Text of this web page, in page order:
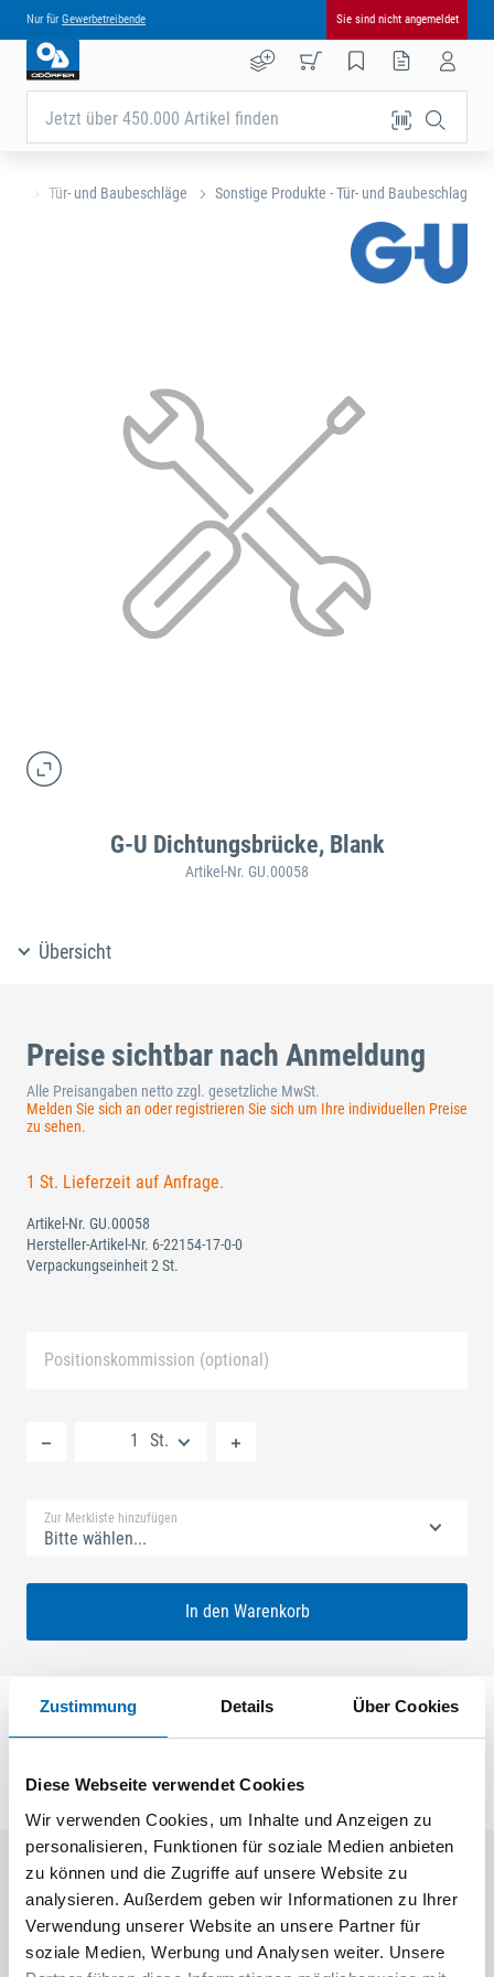
Zustimmung Details Über Cookies
Diese Webseite verwendet Cookies
Wir verwenden Cookies, um Inhalte und Anzeigen zu
personalisieren, Funktionen für soziale Medien anbieten
zu können und die Zugriffe auf unsere Website zu
analysieren. Außerdem geben wir Informationen zu Ihrer
Verwendung unserer Website an unsere Partner für
soziale Medien, Werbung und Analysen weiter. Unsere
Nur für Gewerbetreibende Sie sind nicht angemeldet
Jetzt über 450.000 Artikel finden
Tür- und Baubeschläge Sonstige Produkte - Tür- und Baubeschlag
G-U Dichtungsbrücke, Blank
Artikel-Nr. GU.00058
Übersicht
Preise sichtbar nach Anmeldung
Alle Preisangaben netto zzgl. gesetzliche MwSt.
Melden Sie sich an oder registrieren Sie sich um Ihre individuellen Preise
zu sehen.
1 St. Lieferzeit auf Anfrage.
Artikel-Nr. GU.00058
Hersteller-Artikel-Nr. 6-22154-17-0-0
Verpackungseinheit 2 St.
Positionskommission (optional)
St.
Zur Merkliste hinzufügen
Bitte wählen...
In den Warenkorb
Dichtungsbrücke
Aktuelle Angebote